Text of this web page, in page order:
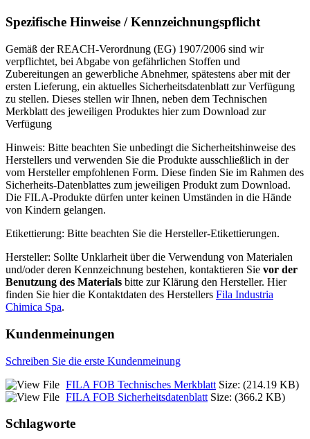
Spezifische Hinweise / Kennzeichnungspflicht
Gemäß der REACH-Verordnung (EG) 1907/2006 sind wir
verpflichtet, bei Abgabe von gefährlichen Stoffen und
Zubereitungen an gewerbliche Abnehmer, spätestens aber mit der
ersten Lieferung, ein aktuelles Sicherheitsdatenblatt zur Verfügung
zu stellen. Dieses stellen wir Ihnen, neben dem Technischen
Merkblatt des jeweiligen Produktes hier zum Download zur
Verfügung
Hinweis: Bitte beachten Sie unbedingt die Sicherheitshinweise des
Herstellers und verwenden Sie die Produkte ausschließlich in der
vom Hersteller empfohlenen Form. Diese finden Sie im Rahmen des
Sicherheits-Datenblattes zum jeweiligen Produkt zum Download.
Die FILA-Produkte dürfen unter keinen Umständen in die Hände
von Kindern gelangen.
Etikettierung: Bitte beachten Sie die Hersteller-Etikettierungen.
Hersteller: Sollte Unklarheit über die Verwendung von Materialen
und/oder deren Kennzeichnung bestehen, kontaktieren Sie vor der
Benutzung des Materials bitte zur Klärung den Hersteller. Hier
finden Sie hier die Kontaktdaten des Herstellers Fila Industria
Chimica Spa.
Kundenmeinungen
Schreiben Sie die erste Kundenmeinung
FILA FOB Technisches Merkblatt Size: (214.19 KB)
FILA FOB Sicherheitsdatenblatt Size: (366.2 KB)
Schlagworte